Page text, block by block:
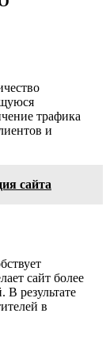
трафика
и
сайта
сайт более
результате
в